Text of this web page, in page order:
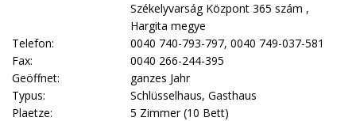
Székelyvarság Központ 365 szám ,
Hargita megye
Telefon:
0040 740-793-797, 0040 749-037-581
Fax:
0040 266-244-395
Geöffnet:
ganzes Jahr
Typus:
Schlüsselhaus, Gasthaus
Plaetze:
5 Zimmer (10 Bett)